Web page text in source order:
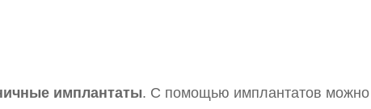
имплантаты. С помощью имплантатов можно